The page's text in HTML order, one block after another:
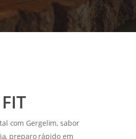
com Gergelim, sabor
preparo rápido em